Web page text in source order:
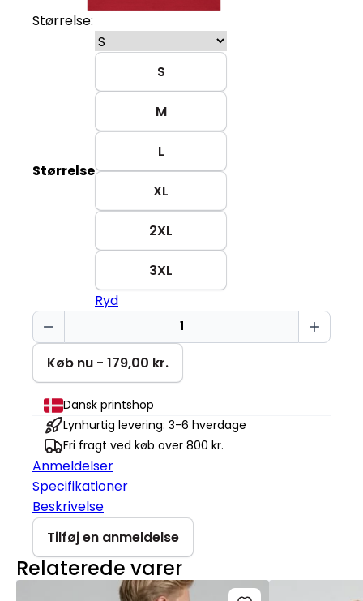
Størrelse:
Størrelse
S
M
L
XL
2XL
3XL
Ryd
Ho
ho
i
huset
Creator
2.0
antal
Køb nu - 179,00 kr.
Dansk printshop
Lynhurtig levering: 3-6 hverdage
Fri fragt ved køb over 800 kr.
Anmeldelser
Specifikationer
Beskrivelse
Tilføj en anmeldelse
Relaterede varer